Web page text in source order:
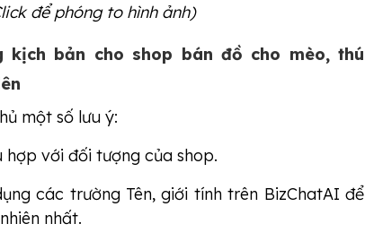
để phóng to hình ảnh)
kịch bản cho shop bán đồ cho mèo, thú
một số lưu ý:
hợp với đối tượng của shop.
các trường Tên, giới tính trên BizChatAI để
nhất.